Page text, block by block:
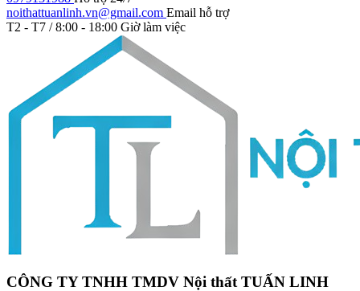
noithattuanlinh.vn@gmail.com Email hỗ trợ
T2 - T7 / 8:00 - 18:00 Giờ làm việc
CÔNG TY TNHH TMDV Nội thất TUẤN LINH